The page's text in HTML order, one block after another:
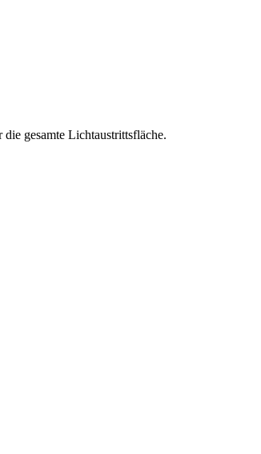
gesamte Lichtaustrittsfläche.